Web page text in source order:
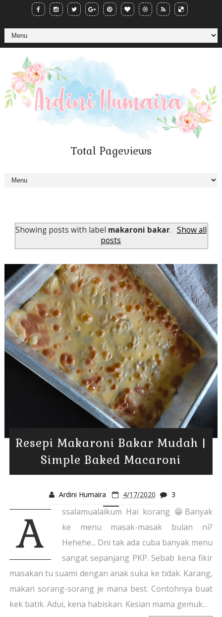
Total Pageviews
Showing posts with label makaroni bakar. Show all
posts
Resepi Makaroni Bakar Mudah |
Simple Baked Macaroni
Ardini Humaira 4/17/2020 3
A
ssalamualaikum Hai korang 😁Banyak
ke menu masak-masak bulan ni?
Hehehe... Dni tak ada cuba banyak menu
sangat sepanjang PKP. Sebab kena fikir
masakan tu suami dengan anak suka ke tidak. Karang,
makan sorang-sorang je mana best. Contohnya buat
kek batik. Adui, kena habiskan. Kesian mama gemuk...